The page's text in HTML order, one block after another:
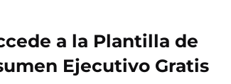
a la Plantilla de
Ejecutivo Gratis